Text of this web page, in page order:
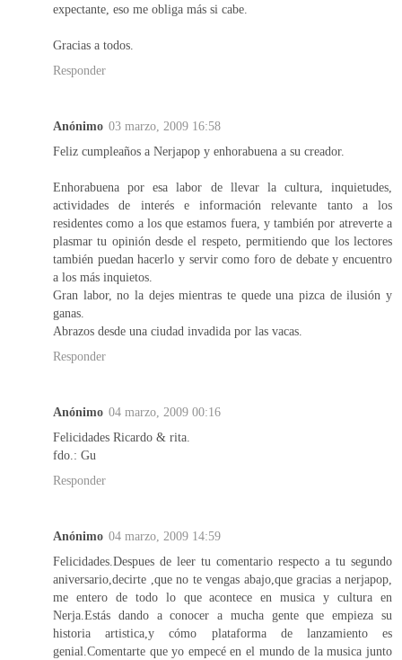
expectante, eso me obliga más si cabe.
Gracias a todos.
Responder
Anónimo 03 marzo, 2009 16:58
Feliz cumpleaños a Nerjapop y enhorabuena a su creador.
Enhorabuena por esa labor de llevar la cultura, inquietudes,
actividades de interés e información relevante tanto a los
residentes como a los que estamos fuera, y también por atreverte a
plasmar tu opinión desde el respeto, permitiendo que los lectores
también puedan hacerlo y servir como foro de debate y encuentro
a los más inquietos.
Gran labor, no la dejes mientras te quede una pizca de ilusión y
ganas.
Abrazos desde una ciudad invadida por las vacas.
Responder
Anónimo 04 marzo, 2009 00:16
Felicidades Ricardo & rita.
fdo.: Gu
Responder
Anónimo 04 marzo, 2009 14:59
Felicidades.Despues de leer tu comentario respecto a tu segundo
aniversario,decirte ,que no te vengas abajo,que gracias a nerjapop,
me entero de todo lo que acontece en musica y cultura en
Nerja.Estás dando a conocer a mucha gente que empieza su
historia artistica,y cómo plataforma de lanzamiento es
genial.Comentarte que yo empecé en el mundo de la musica junto